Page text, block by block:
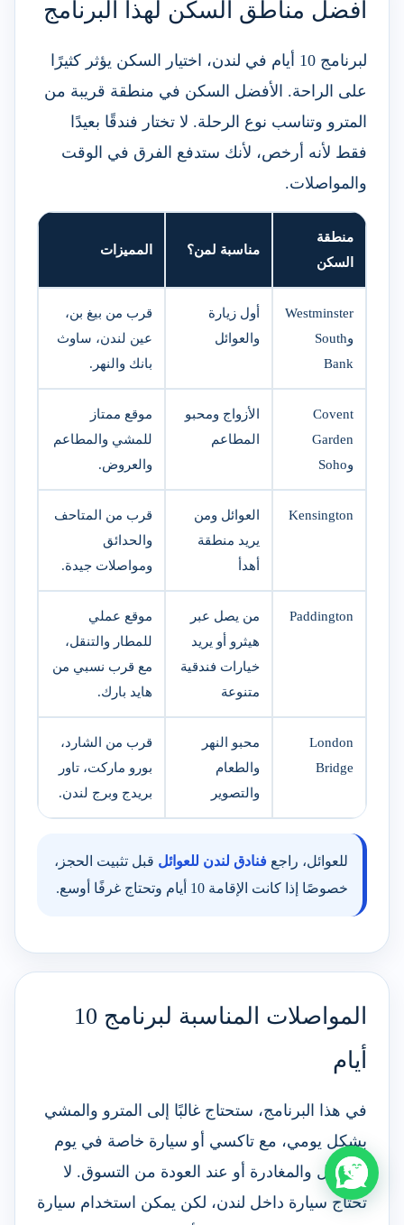
أفضل مناطق السكن لهذا البرنامج
لبرنامج 10 أيام في لندن، اختيار السكن يؤثر كثيرًا
على الراحة. الأفضل السكن في منطقة قريبة من
المترو وتناسب نوع الرحلة. لا تختار فندقًا بعيدًا
فقط لأنه أرخص، لأنك ستدفع الفرق في الوقت
والمواصلات.
منطقة
السكن
مناسبة لمن؟ المميزات
Westminster
وSouth
Bank
أول زيارة
والعوائل
قرب من بيغ بن،
عين لندن، ساوث
بانك والنهر.
Covent
Garden
وSoho
الأزواج ومحبو
المطاعم
موقع ممتاز
للمشي والمطاعم
والعروض.
Kensington
العوائل ومن
يريد منطقة
أهدأ
قرب من المتاحف
والحدائق
ومواصلات جيدة.
Paddington
من يصل عبر
هيثرو أو يريد
خيارات فندقية
متنوعة
موقع عملي
للمطار والتنقل،
مع قرب نسبي من
هايد بارك.
London
Bridge
محبو النهر
والطعام
والتصوير
قرب من الشارد،
بورو ماركت، تاور
بريدج وبرج لندن.
للعوائل، راجع فنادق لندن للعوائل قبل تثبيت الحجز،
خصوصًا إذا كانت الإقامة 10 أيام وتحتاج غرفًا أوسع.
المواصلات المناسبة لبرنامج 10
أيام
في هذا البرنامج، ستحتاج غالبًا إلى المترو والمشي
بشكل يومي، مع تاكسي أو سيارة خاصة في يوم
الوصول والمغادرة أو عند العودة من التسوق. لا
تحتاج سيارة داخل لندن، لكن يمكن استخدام سيارة